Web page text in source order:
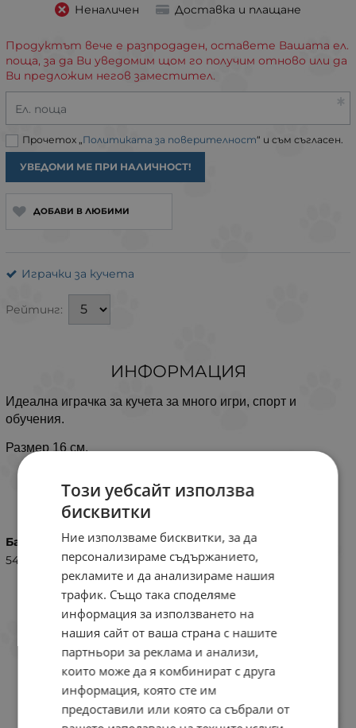
Неналичен Доставка и плащане
Продуктът вече е разпродаден, оставете Вашата ел.
поща, за да Ви уведомим щом го получим отново или да
Ви предложим негов заместител.
Ел. поща
Прочетох „Политиката за поверителност“ и съм съгласен.
УВЕДОМИ МЕ ПРИ НАЛИЧНОСТ!
ДОБАВИ В ЛЮБИМИ
Играчки за кучета
Рейтинг:
ИНФОРМАЦИЯ
Идеална играчка за кучета за много игри, спорт и
обучения.
Размер 16 см.
ХАРАКТЕРИСТИКИ
Баркод (ISBN, UPC, др.)
5415245058504
Този уебсайт използва
бисквитки
Ние използваме бисквитки, за да
персонализираме съдържанието,
рекламите и да анализираме нашия
трафик. Също така споделяме
информация за използването на
нашия сайт от ваша страна с нашите
партньори за реклама и анализи,
които може да я комбинират с друга
информация, която сте им
предоставили или която са събрали от